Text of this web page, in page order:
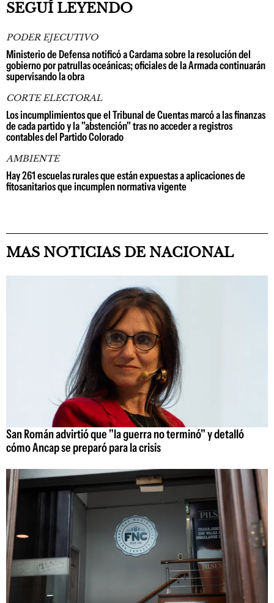
SEGUÍ LEYENDO
PODER EJECUTIVO
Ministerio de Defensa notificó a Cardama sobre la resolución del
gobierno por patrullas oceánicas; oficiales de la Armada continuarán
supervisando la obra
CORTE ELECTORAL
Los incumplimientos que el Tribunal de Cuentas marcó a las finanzas
de cada partido y la "abstención" tras no acceder a registros
contables del Partido Colorado
AMBIENTE
Hay 261 escuelas rurales que están expuestas a aplicaciones de
fitosanitarios que incumplen normativa vigente
MAS NOTICIAS DE NACIONAL
San Román advirtió que "la guerra no terminó" y detalló
cómo Ancap se preparó para la crisis